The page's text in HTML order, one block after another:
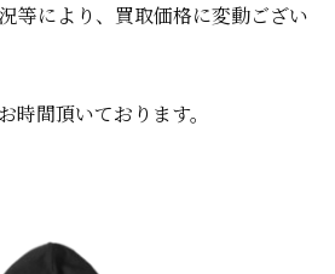
等により、買取価格に変動ござい
時間頂いております。